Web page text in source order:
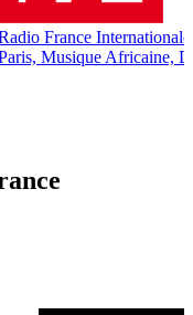
France
Musique Africaine,